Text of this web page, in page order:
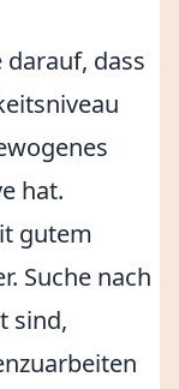
darauf, dass
hat.
gutem
Suche nach
sind,